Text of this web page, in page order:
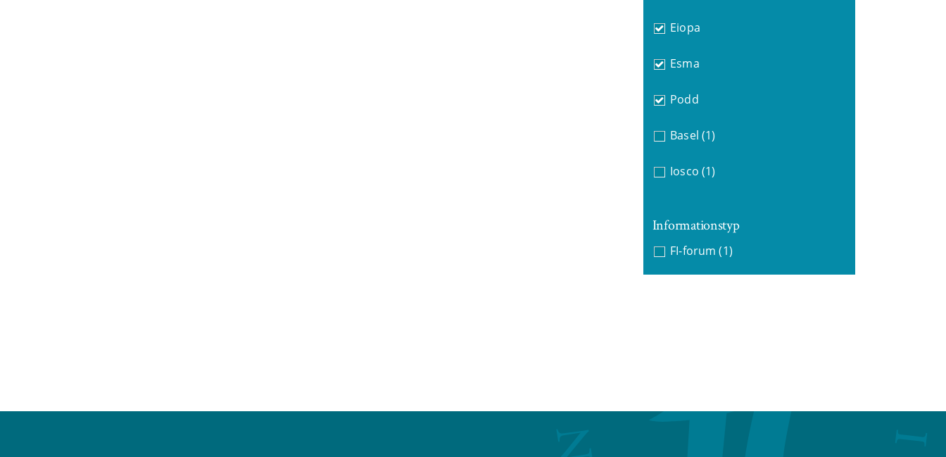
Eiopa
Esma
Podd
Basel (1)
Iosco (1)
Informationstyp
FI-forum (1)